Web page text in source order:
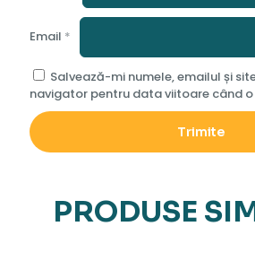
Email *
Salvează-mi numele, emailul și
navigator pentru data viitoare când
PRODUSE